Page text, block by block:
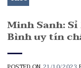
Minh Sanh:
Bình uy tín